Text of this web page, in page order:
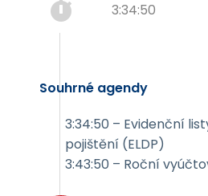
3:34:50
Souhrné agendy
3:34:50 – Evidenční
pojištění (ELDP)
3:43:50 – Roční